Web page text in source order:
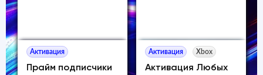
Активация
Прайм подписчики
Активация Xbox
Активация Любых